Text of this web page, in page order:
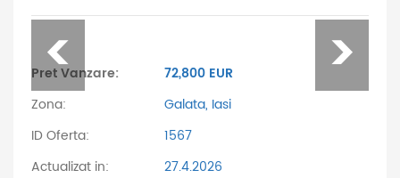
Pret Vanzare:
72,800 EUR
Zona:
Galata, Iasi
ID Oferta:
1567
Actualizat in:
27.4.2026